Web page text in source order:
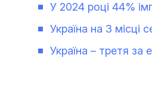
У 2024 році 44%
Україна на 3 місці
Україна – третя за